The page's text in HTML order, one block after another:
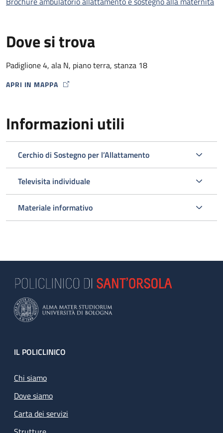
Dove si trova
Padiglione 4, ala N, piano terra, stanza 18
APRI IN MAPPA
MAP ICON
Informazioni utili
Cerchio di Sostegno per l’Allattamento
Televisita individuale
Materiale informativo
Footer
IL POLICLINICO
Chi siamo
Dove siamo
Carta dei servizi